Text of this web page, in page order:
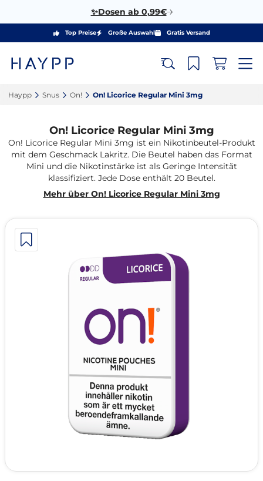
✨Dosen ab 0,99€
Top Preise Große Auswahl Gratis Versand
Haypp‎ Snus‎ On!‎ On! Licorice Regular Mini 3mg‎
On! Licorice Regular Mini 3mg
On! Licorice Regular Mini 3mg ist ein Nikotinbeutel-Produkt
mit dem Geschmack Lakritz. Die Beutel haben das Format
Mini und die Nikotinstärke ist als Geringe Intensität
klassifiziert. Jede Dose enthält 20 Beutel.
Mehr über On! Licorice Regular Mini 3mg